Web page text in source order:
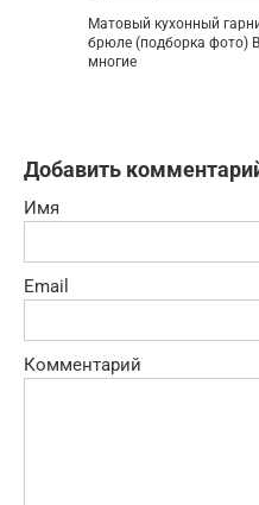
Матовый кухонный
брюле (подборка фото)
многие
Добавить
Имя
Email
Комментарий